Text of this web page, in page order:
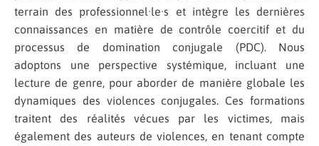
terrain des professionnel·le·s et intègre les dernières
connaissances en matière de contrôle coercitif et du
processus de domination conjugale (PDC). Nous
adoptons une perspective systémique, incluant une
lecture de genre, pour aborder de manière globale les
dynamiques des violences conjugales. Ces formations
traitent des réalités vécues par les victimes, mais
également des auteurs de violences, en tenant compte